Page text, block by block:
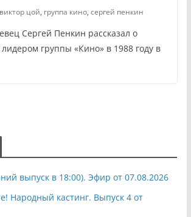
виктор цой, группа кино, сергей пенкин
Сергей Пенкин рассказал о
лидером группы «Кино» в 1988 году в
выпуск в 18:00). Эфир от 07.08.2026
Народный кастинг. Выпуск 4 от